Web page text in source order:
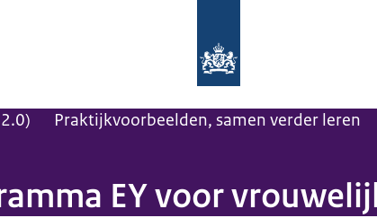
Praktijkvoorbeelden, samen verder leren
EY voor